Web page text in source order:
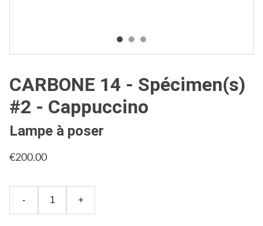
CARBONE 14 - Spécimen(s)
#2 - Cappuccino
Lampe à poser
€200.00
- +